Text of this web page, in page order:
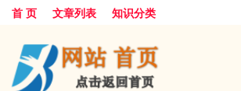
首 页 文章列表 知识分类